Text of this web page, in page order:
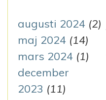
augusti 2024 (2)
maj 2024 (14)
mars 2024 (1)
december
2023 (11)